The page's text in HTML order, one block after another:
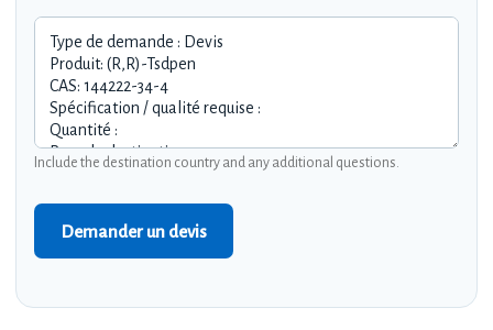
Include the destination country and any additional questions.
Demander un devis